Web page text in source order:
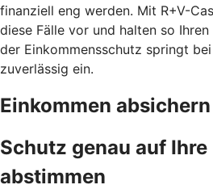
finanziell eng werden. Mit R+V-
diese Fälle vor und halten so
der Einkommensschutz springt
zuverlässig ein.
Einkommen absichern
Schutz genau auf
abstimmen